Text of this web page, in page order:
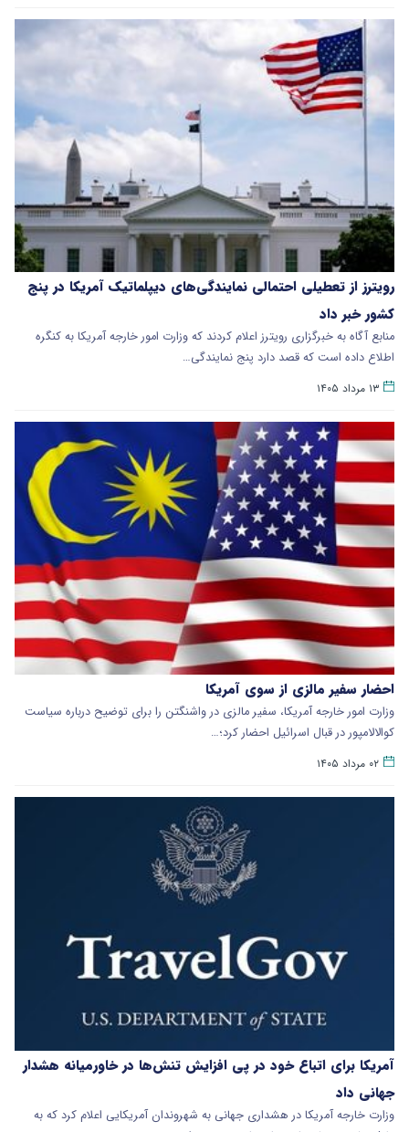
رویترز از تعطیلی احتمالی نمایندگی‌های دیپلماتیک آمریکا در پنج
کشور خبر داد
منابع آگاه به خبرگزاری رویترز اعلام کردند که وزارت امور خارجه آمریکا به کنگره
اطلاع داده است که قصد دارد پنج نمایندگی…
۱۳ مرداد ۱۴۰۵
احضار سفیر مالزی از سوی آمریکا
وزارت امور خارجه آمریکا، سفیر مالزی در واشنگتن را برای توضیح درباره سیاست
کوالالامپور در قبال اسرائیل احضار کرد؛…
۰۲ مرداد ۱۴۰۵
آمریکا برای اتباع خود در پی افزایش تنش‌ها در خاورمیانه هشدار
جهانی داد
وزارت خارجه آمریکا در هشداری جهانی به شهروندان آمریکایی اعلام کرد که به